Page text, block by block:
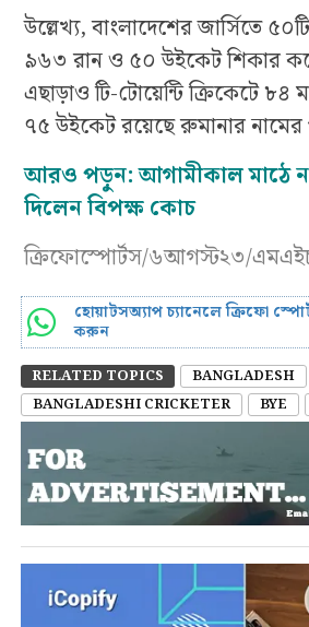
উল্লেখ্য, বাংলাদেশের জার্সিতে
৯৬৩ রান ও ৫০ উইকেট শিকার
এছাড়াও টি-টোয়েন্টি ক্রিকেটে ৮৪
৭৫ উইকেট রয়েছে রুমানার নামের
আরও পড়ুন:আগামীকাল মাঠে
দিলেন বিপক্ষ কোচ
ক্রিফোস্পোর্টস/৬আগস্ট২৩/
হোয়াটসঅ্যাপ চ্যানেলে ক্রিফো
করুন
RELATED TOPICS
BANGLADESH
BANGLADESHI CRICKETER
BYE